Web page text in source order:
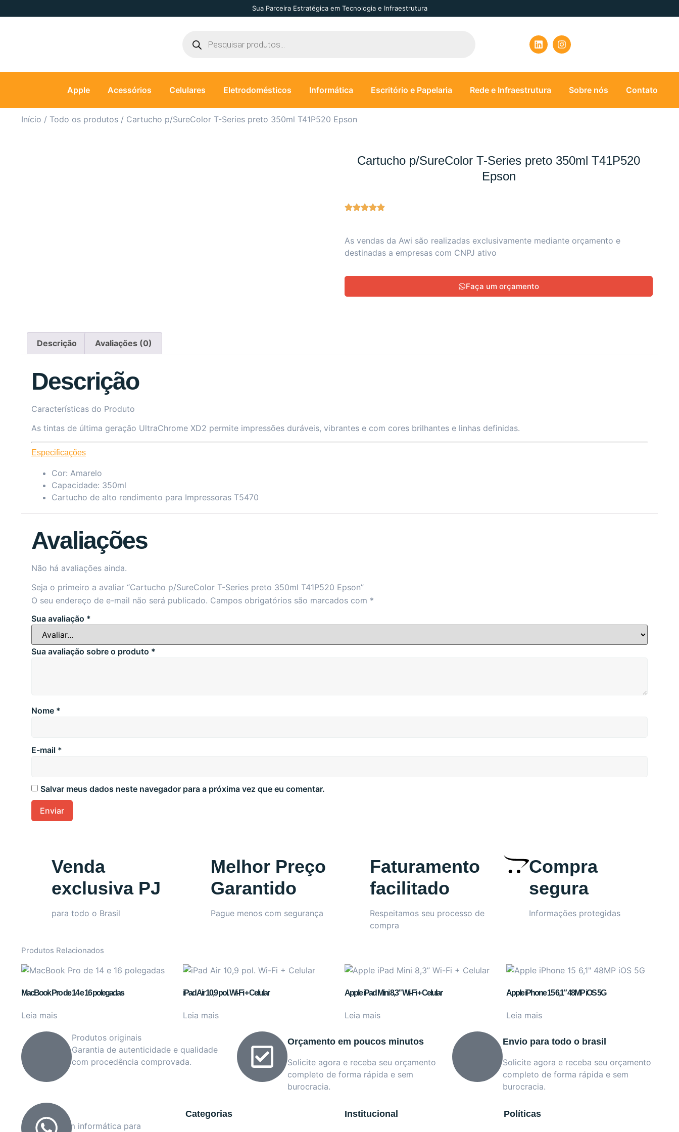
Sua Parceira Estratégica em Tecnologia e Infraestrutura
Apple Acessórios Celulares Eletrodomésticos Informática Escritório e Papelaria Rede e Infraestrutura Sobre nós Contato
Início / Todo os produtos / Cartucho p/SureColor T-Series preto 350ml T41P520 Epson
Cartucho p/SureColor T-Series preto 350ml T41P520
Epson
As vendas da Awi são realizadas exclusivamente mediante orçamento e
destinadas a empresas com CNPJ ativo
Faça um orçamento
Descrição Avaliações (0)
Descrição
Características do Produto
As tintas de última geração UltraChrome XD2 permite impressões duráveis, vibrantes e com cores brilhantes e linhas definidas.
Especificações
Cor: Amarelo
Capacidade: 350ml
Cartucho de alto rendimento para Impressoras T5470
Avaliações
Não há avaliações ainda.
Seja o primeiro a avaliar “Cartucho p/SureColor T-Series preto 350ml T41P520 Epson”
O seu endereço de e-mail não será publicado. Campos obrigatórios são marcados com *
Sua avaliação *
Sua avaliação sobre o produto *
Nome *
E-mail *
Salvar meus dados neste navegador para a próxima vez que eu comentar.
Venda
exclusiva PJ
para todo o Brasil
Melhor Preço
Garantido
Pague menos com segurança
Faturamento
facilitado
Respeitamos seu processo de
compra
Compra
segura
Informações protegidas
Produtos Relacionados
MacBook Pro de 14 e 16 polegadas
Leia mais
iPad Air 10,9 pol. Wi-Fi + Celular
Leia mais
Apple iPad Mini 8,3” Wi-Fi + Celular
Leia mais
Apple iPhone 15 6,1″ 48MP iOS 5G
Leia mais
Produtos originais
Garantia de autenticidade e qualidade
com procedência comprovada.
Orçamento em poucos minutos
Solicite agora e receba seu orçamento
completo de forma rápida e sem
burocracia.
Envio para todo o brasil
Solicite agora e receba seu orçamento
completo de forma rápida e sem
burocracia.
Soluções em informática para
Categorias Institucional Políticas